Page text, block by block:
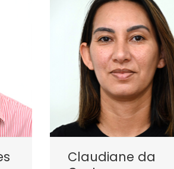
Claudiane da